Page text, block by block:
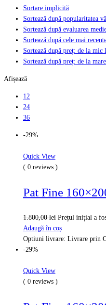
Sortare implicită
Sortează după popularitatea
Sortează după evaluarea
Sortează după cele mai
Sortează după preț: de la mic
Sortează după preț: de la
Afișează
12
24
36
-29%
Quick View
( 0 reviews )
Pat Fine
1.800,00lei Prețul inițial a
Adaugă în coș
Optiuni livrare: Livrare prin
-29%
Quick View
( 0 reviews )